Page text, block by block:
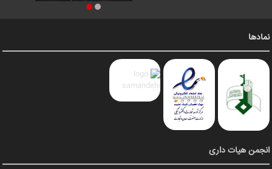
نمادها
انجمن هیات داری